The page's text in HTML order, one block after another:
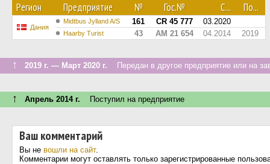
Регион Предприятие № Гос.№ С... По...
Дания
Midtbus Jylland A/S 161 CR 45 777 03.2020
Haarby Turist 43 AM 21 654 04.2014 2019
↑ 2019 г. — Март 2020 г. Передан в другое предприятие или на
↑ Апрель 2014 г. Поступил на предприятие
Ваш комментарий
Вы не вошли на сайт.
Комментарии могут оставлять только зарегистрированные